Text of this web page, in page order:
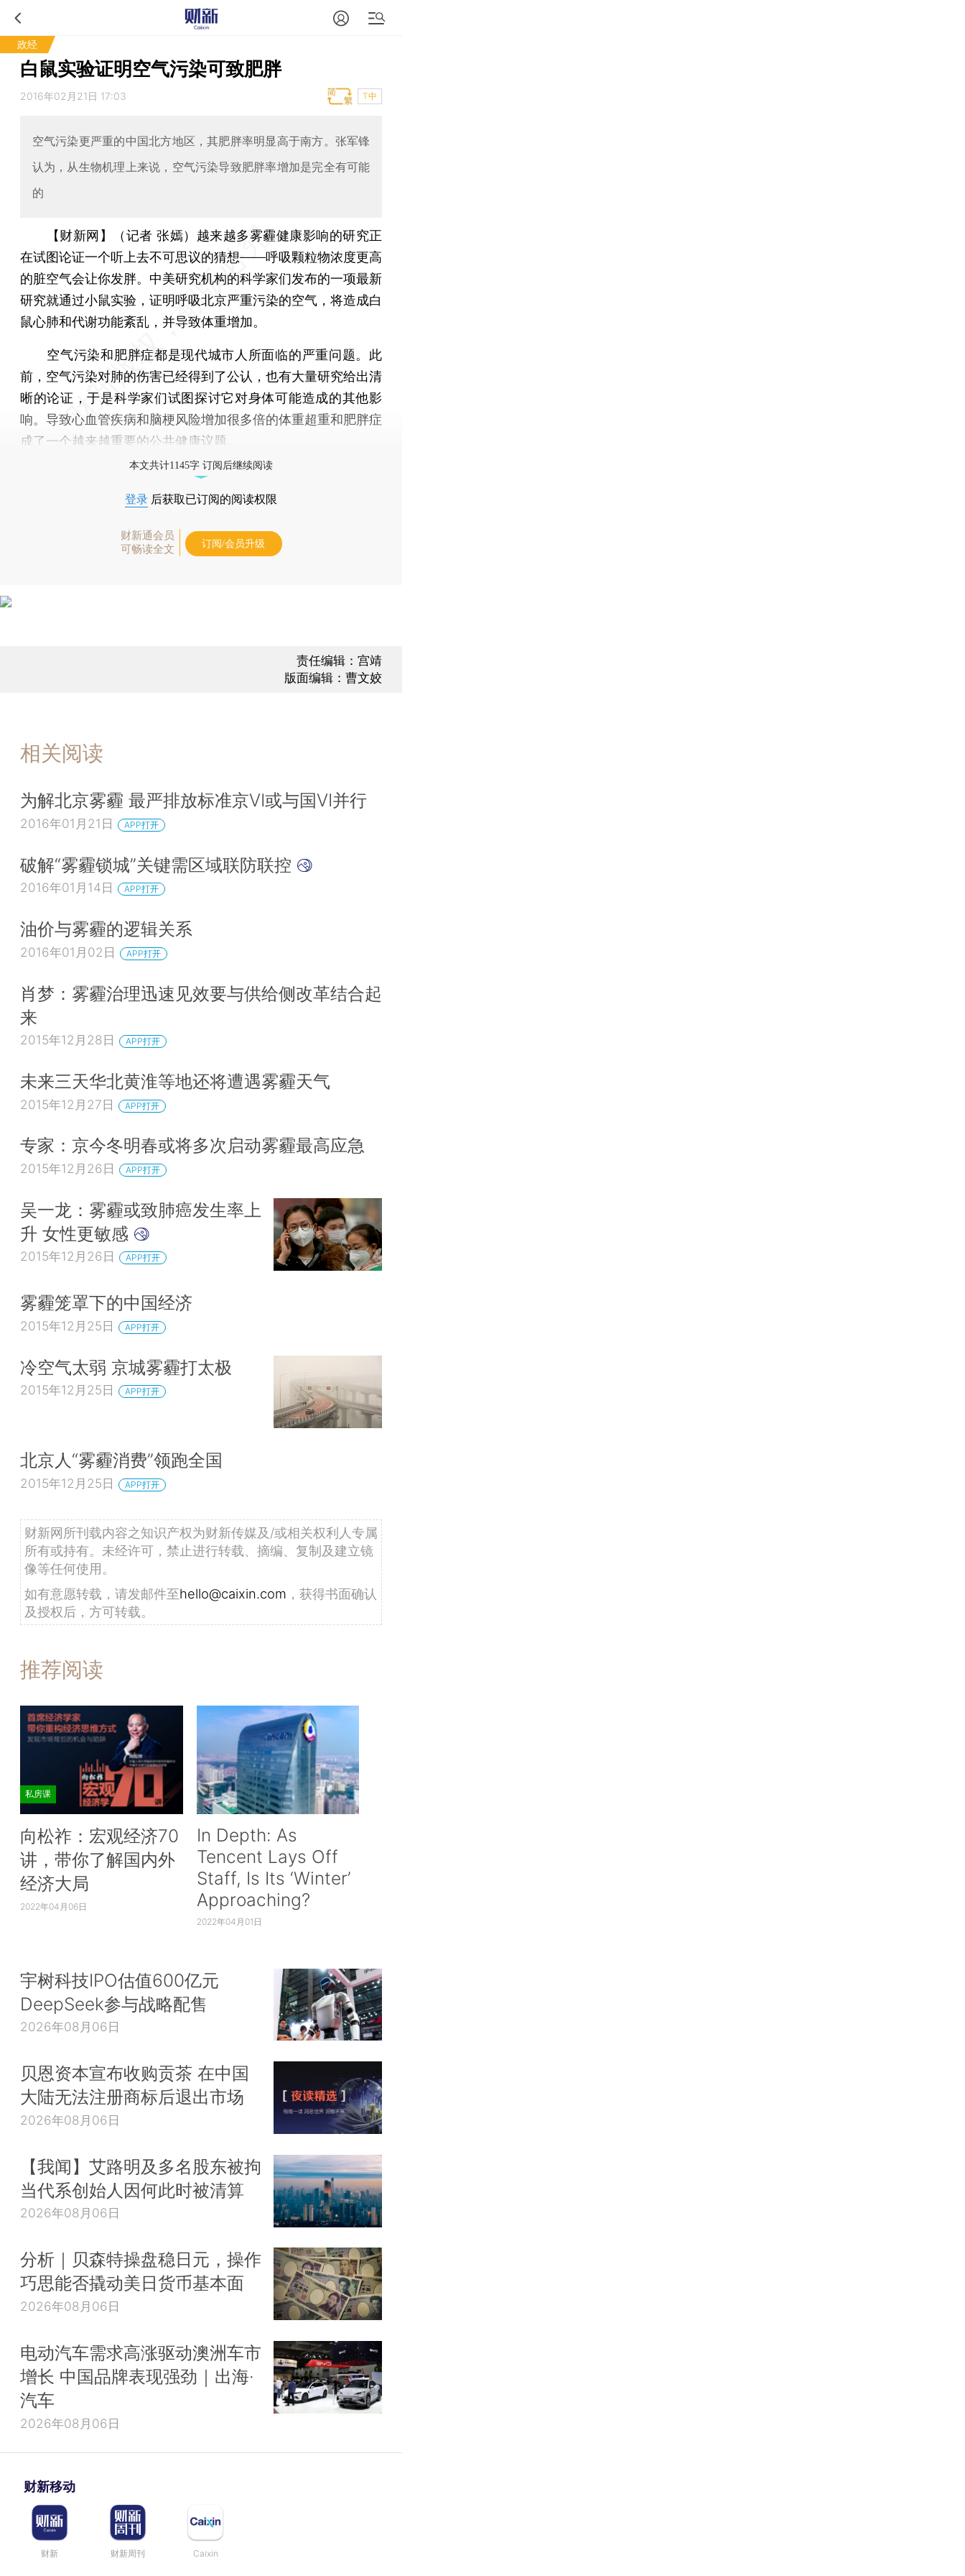
政经
白鼠实验证明空气污染可致肥胖
2016年02月21日 17:03 T中
空气污染更严重的中国北方地区，其肥胖率明显高于南方。张军锋
认为，从生物机理上来说，空气污染导致肥胖率增加是完全有可能
的
【财新网】（记者 张嫣） 越来越多雾霾健康影响的研究正
在试图论证一个听上去不可思议的猜想——呼吸颗粒物浓度更高
的脏空气会让你发胖。中美研究机构的科学家们发布的一项最新
研究就通过小鼠实验，证明呼吸北京严重污染的空气，将造成白
鼠心肺和代谢功能紊乱，并导致体重增加。
空气污染和肥胖症都是现代城市人所面临的严重问题。此
前，空气污染对肺的伤害已经得到了公认，也有大量研究给出清
晰的论证，于是科学家们试图探讨它对身体可能造成的其他影
响。导致心血管疾病和脑梗风险增加很多倍的体重超重和肥胖症
成了一个越来越重要的公共健康议题。
本文共计1145字 订阅后继续阅读
登录 后获取已订阅的阅读权限
财新通会员
可畅读全文
订阅/会员升级
责任编辑：宫靖
版面编辑：曹文姣
相关阅读
为解北京雾霾 最严排放标准京Ⅵ或与国Ⅵ并行
2016年01月21日 APP打开
破解“雾霾锁城”关键需区域联防联控
2016年01月14日 APP打开
油价与雾霾的逻辑关系
2016年01月02日 APP打开
肖梦：雾霾治理迅速见效要与供给侧改革结合起
来
2015年12月28日 APP打开
未来三天华北黄淮等地还将遭遇雾霾天气
2015年12月27日 APP打开
专家：京今冬明春或将多次启动雾霾最高应急
2015年12月26日 APP打开
吴一龙：雾霾或致肺癌发生率上
升 女性更敏感
2015年12月26日 APP打开
雾霾笼罩下的中国经济
2015年12月25日 APP打开
冷空气太弱 京城雾霾打太极
2015年12月25日 APP打开
北京人“雾霾消费”领跑全国
2015年12月25日 APP打开
财新网所刊载内容之知识产权为财新传媒及/或相关权利人专属
所有或持有。未经许可，禁止进行转载、摘编、复制及建立镜
像等任何使用。
如有意愿转载，请发邮件至hello@caixin.com ，获得书面确认
及授权后，方可转载。
推荐阅读
私房课
向松祚：宏观经济70
讲，带你了解国内外
经济大局
2022年04月06日
In Depth: As
Tencent Lays Off
Staff, Is Its ‘Winter’
Approaching?
2022年04月01日
宇树科技IPO估值600亿元
DeepSeek参与战略配售
2026年08月06日
贝恩资本宣布收购贡茶 在中国
大陆无法注册商标后退出市场
2026年08月06日
【我闻】艾路明及多名股东被拘
当代系创始人因何此时被清算
2026年08月06日
分析｜贝森特操盘稳日元，操作
巧思能否撬动美日货币基本面
2026年08月06日
电动汽车需求高涨驱动澳洲车市
增长 中国品牌表现强劲｜出海·
汽车
2026年08月06日
财新移动
财新 财新周刊 Caixin